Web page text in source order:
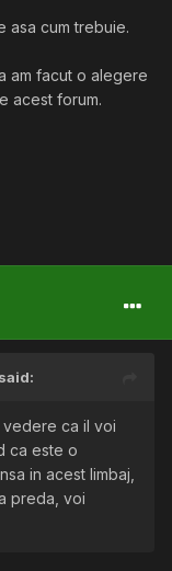
asa cum trebuie.
am facut o alegere
acest forum.
said:
ca il voi
ca este o
in acest limbaj,
preda, voi